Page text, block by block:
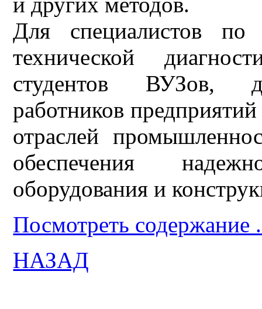
Для специалистов по
технической
студентов ВУЗов,
работников
отраслей
обеспечения
оборудования и
Посмотреть содержание
НАЗАД